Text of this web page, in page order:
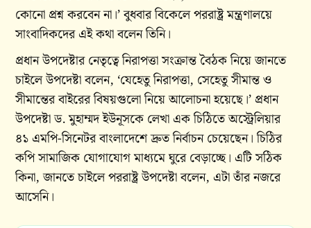
কোনো প্রশ্ন করবেন না।’ বুধবার বিকেলে পররাষ্ট্র মন্ত্রণালয়ে
সাংবাদিকদের এই কথা বলেন তিনি।
প্রধান উপদেষ্টার নেতৃত্বে নিরাপত্তা সংক্রান্ত বৈঠক নিয়ে জানতে
চাইলে উপদেষ্টা বলেন, ‘যেহেতু নিরাপত্তা, সেহেতু সীমান্ত ও
সীমান্তের বাইরের বিষয়গুলো নিয়ে আলোচনা হয়েছে।’ প্রধান
উপদেষ্টা ড. মুহাম্মদ ইউনূসকে লেখা এক চিঠিতে অস্ট্রেলিয়ার
৪১ এমপি-সিনেটর বাংলাদেশে দ্রুত নির্বাচন চেয়েছেন। চিঠির
কপি সামাজিক যোগাযোগ মাধ্যমে ঘুরে বেড়াচ্ছে। এটি সঠিক
কিনা, জানতে চাইলে পররাষ্ট্র উপদেষ্টা বলেন, এটা তাঁর নজরে
আসেনি।